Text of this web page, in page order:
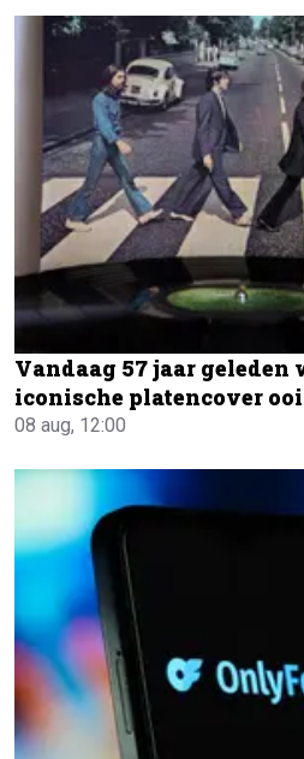
Vandaag 57 jaar geleden
iconische platencover
08 aug, 12:00